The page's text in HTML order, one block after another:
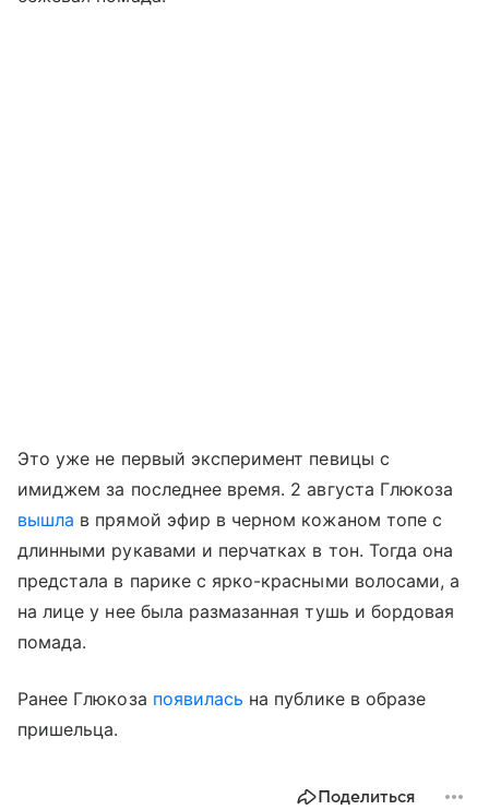
Это уже не первый эксперимент певицы с
имиджем за последнее время. 2 августа Глюкоза
вышла в прямой эфир в черном кожаном топе с
длинными рукавами и перчатках в тон. Тогда она
предстала в парике с ярко-красными волосами, а
на лице у нее была размазанная тушь и бордовая
помада.
Ранее Глюкоза появилась на публике в образе
пришельца.
Поделиться